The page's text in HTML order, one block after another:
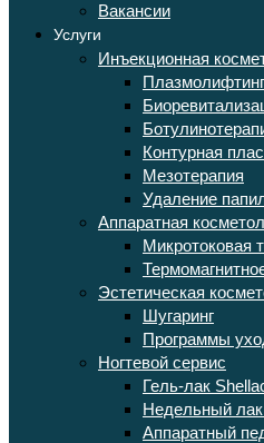
Вакансии
Услуги
Инъекционная
Плазмолифтинг
Контурная
Мезотерапия
Удаление
Аппаратная
Микротоковая
Эстетическая
Шугаринг
Программы
Ногтевой сервис
Гель-лак
Недельный
Аппаратный